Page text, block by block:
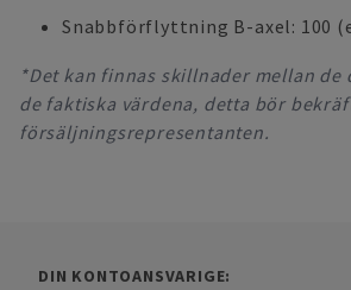
Snabbförflyttning B-axel: 100
*Det kan finnas skillnader mellan de
de faktiska värdena, detta bör
försäljningsrepresentanten.
DIN KONTOANSVARIGE: